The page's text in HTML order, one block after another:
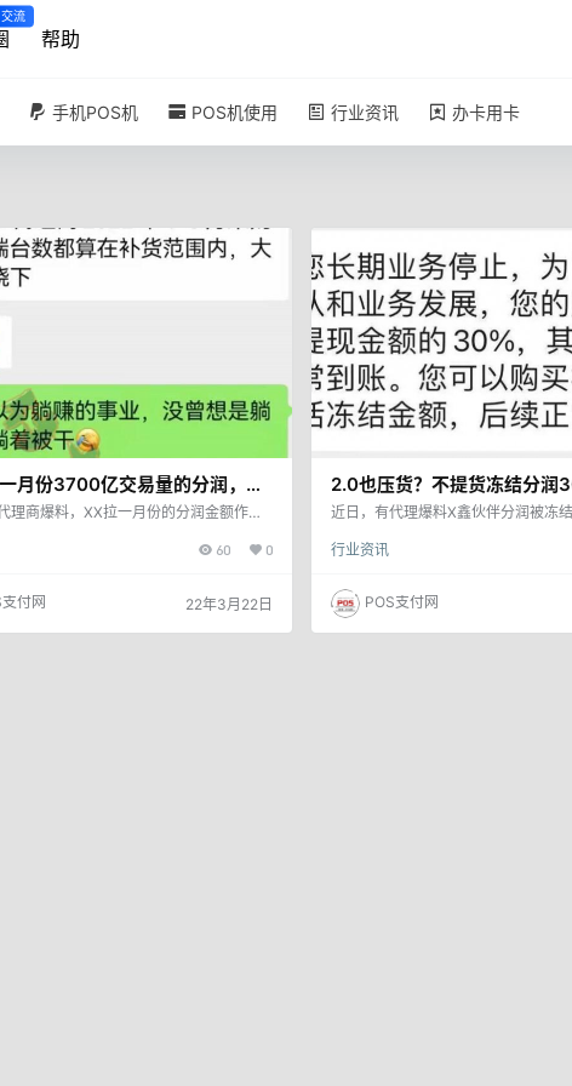
交流
帮助
手机POS机 POS机使用 行业资讯 办卡用卡
月份3700亿交易量的分润，大
元，全部要求拿货
理商爆料，XX拉一月份的分润金额作为
货范围内。 如截止到3月31号未进行相
商进行补货。 XX拉前几天召开的发布
理各自拿货100万台，仅仅他们7家总共拿
，可谓是出尽了风头。 我们曾经报道
60 0
付网 22年3月22日
2.0也压货？不提货冻结分润
近日，有代理爆料X鑫伙伴分润被冻
代理可以购买相应机器，激活冻结金
经常消失 2.客服基本没用 3.政策解释
所有 4.考核经常变卦 5.拒付经常代理
常压货 7.押金经常难退 8.老品牌经常
行业资讯
POS支付网